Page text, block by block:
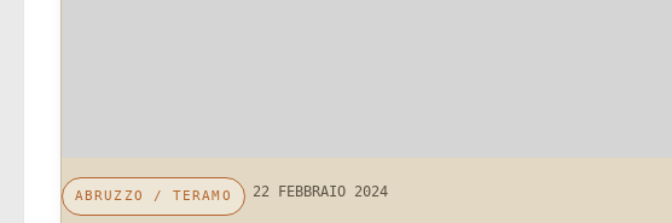
ABRUZZO /TERAMO 22 FEBBRAIO 2024